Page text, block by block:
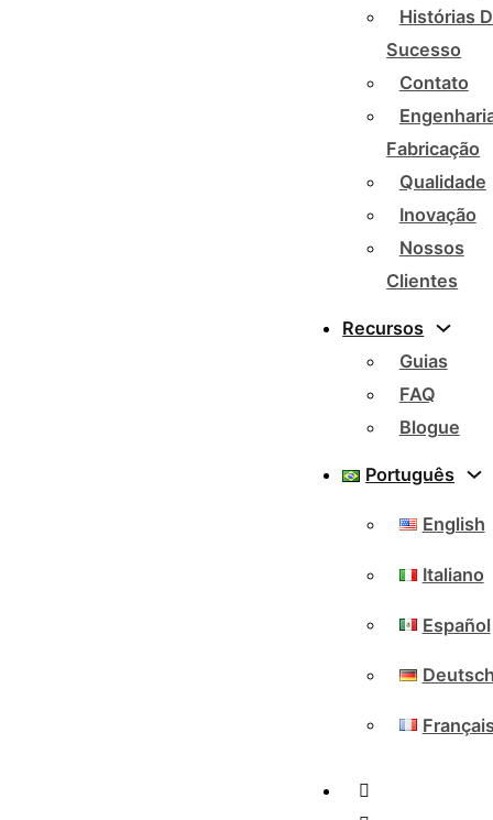
Histórias
Sucesso
Contato
Fabricação
Qualidade
Inovação
Nossos
Clientes
Recursos
Guias
FAQ
Blogue
Português
English
Italiano
Español